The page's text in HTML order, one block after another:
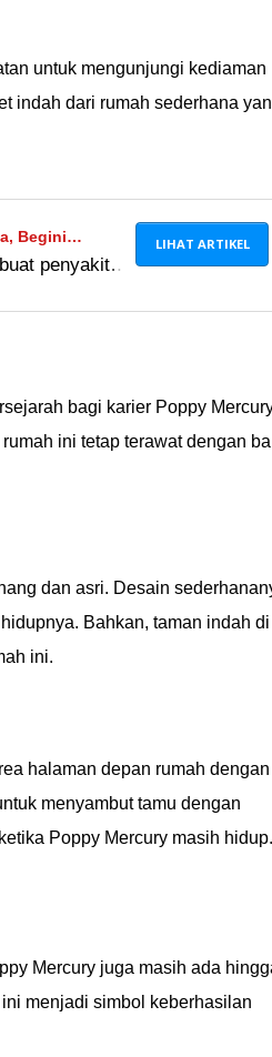
untuk mengunjungi kediaman
indah dari rumah sederhana
Begini
penyakit
LIHAT ARTIKEL
bagi karier Poppy
ini tetap terawat dengan
dan asri. Desain
Bahkan, taman indah di
ini.
halaman depan rumah dengan
menyambut tamu dengan
Poppy Mercury masih hidup.
Mercury juga masih ada
menjadi simbol keberhasilan